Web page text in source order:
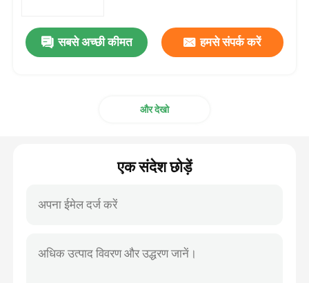
ऑक्सीजन स्प्रे कैप
सबसे अच्छी कीमत हमसे संपर्क करें
और देखो
एक संदेश छोड़ें